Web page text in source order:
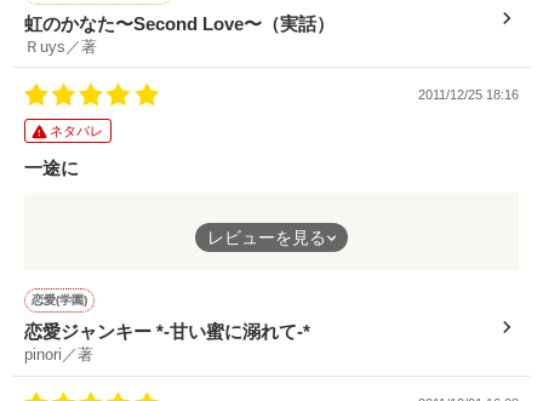
を選んだ。
もう戻っては来ないって思ってもいつか会えるんじゃないかと、
孤独に耐えながら待ち続ける…。
そんな時に心を照らしてくれる人との再会で…。
最愛の人との悲しい別れ。
それでも頑張る麗奈さん。
それを支える智也さん。
虹のかなた〜Second Love〜（実話）
Ｒuys／著
2011/12/25 18:16
ネタバレ
一途に
好きになったら一途な唯ちゃん。
いつの間にか唯ちゃんを支える存在になる都築くん。
実る望みが無くても好きだと思ったらそう簡単には止められな
レビューを見る
恋愛(学園)
恋愛ジャンキー *-甘い蜜に溺れて-*
pinori／著